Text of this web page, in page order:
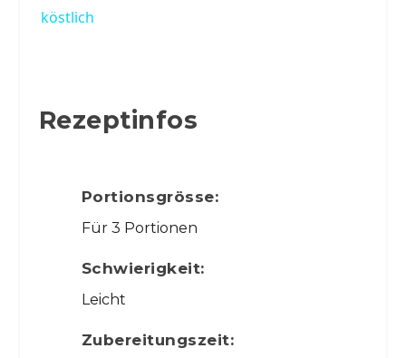
köstlich
Rezeptinfos
Portionsgrösse:
Für 3 Portionen
Schwierigkeit:
Leicht
Zubereitungszeit: